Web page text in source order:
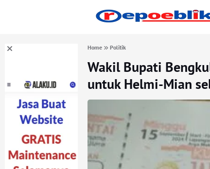
Home Politik
Wakil Bupati
untuk Helmi-Mian